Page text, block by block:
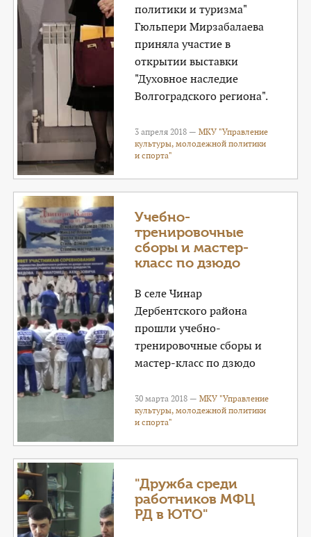
политики и туризма"
Гюльпери Мирзабалаева
приняла участие в
открытии выставки
"Духовное наследие
Волгоградского региона".
3 апреля 2018 —МКУ "Управление
культуры, молодежной политики
и спорта"
Учебно-
тренировочные
сборы и мастер-
класс по дзюдо
В селе Чинар
Дербентского района
прошли учебно-
тренировочные сборы и
мастер-класс по дзюдо
30 марта 2018 —МКУ "Управление
культуры, молодежной политики
и спорта"
"Дружба среди
работников МФЦ
РД в ЮТО"